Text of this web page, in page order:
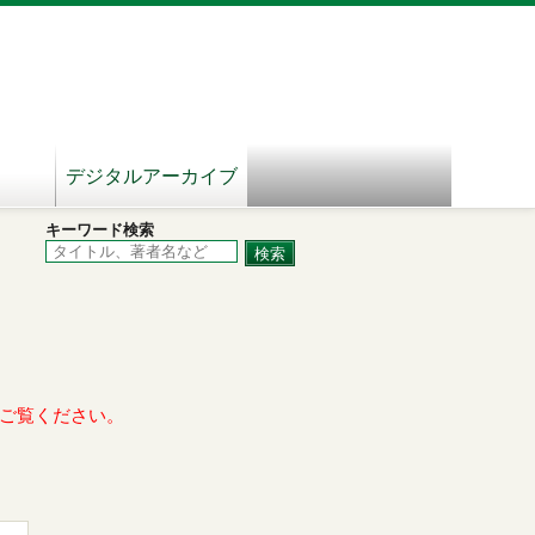
デジタルアーカイブ
キーワード検索
覧ください。